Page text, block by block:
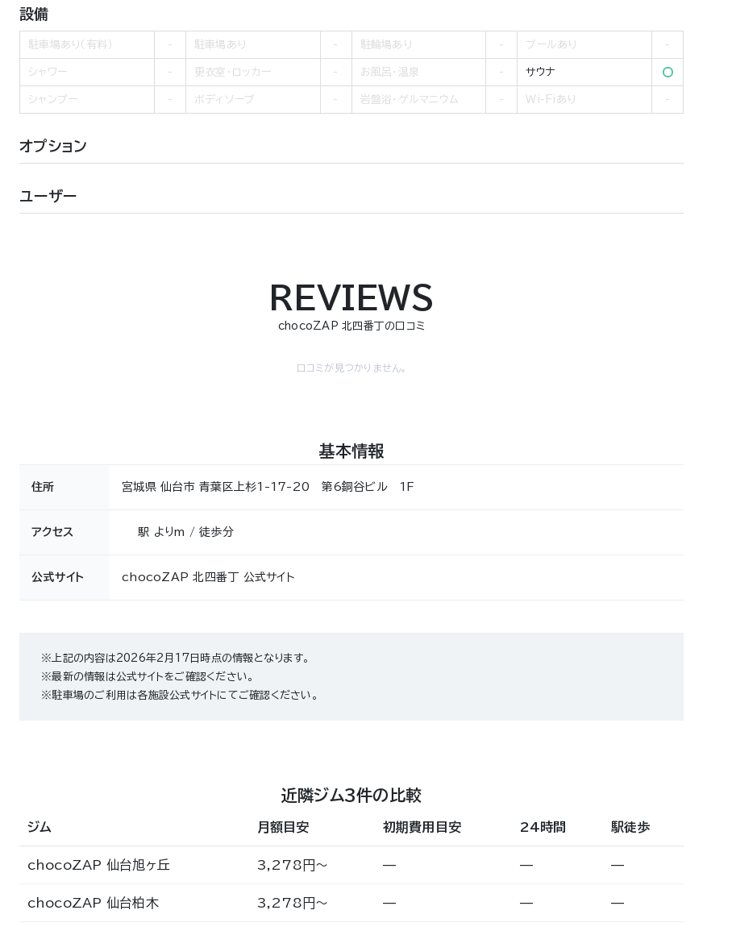
設備
駐車場あり（有料） 駐車場あり 駐輪場あり プールあり
シャワー 更衣室・ロッカー お風呂・温泉 サウナ
シャンプー ボディソープ 岩盤浴・ゲルマニウム Wi-Fiあり
オプション
ユーザー
REVIEWS
chocoZAP 北四番丁の口コミ
口コミが見つかりません。
基本情報
住所 宮城県 仙台市 青葉区上杉1-17-20 第6銅谷ビル 1F
アクセス 駅 よりm / 徒歩分
公式サイト chocoZAP 北四番丁 公式サイト
※上記の内容は2026年2月17日時点の情報となります。
※最新の情報は公式サイトをご確認ください。
※駐車場のご利用は各施設公式サイトにてご確認ください。
近隣ジム3件の比較
ジム 月額目安 初期費用目安 24時間 駅徒歩
chocoZAP 仙台旭ヶ丘 3,278円〜 — — —
chocoZAP 仙台柏木 3,278円〜 — — —